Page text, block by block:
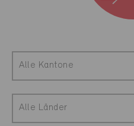
Alle Kantone
Alle Länder